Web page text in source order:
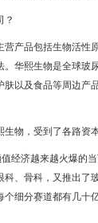
？
产品包括生物活性
华熙生物是全球玻
肤以及食品等周边产
物，受到了各路资本
经济越来越火爆的
、骨科，又推出了
细分赛道都有几十